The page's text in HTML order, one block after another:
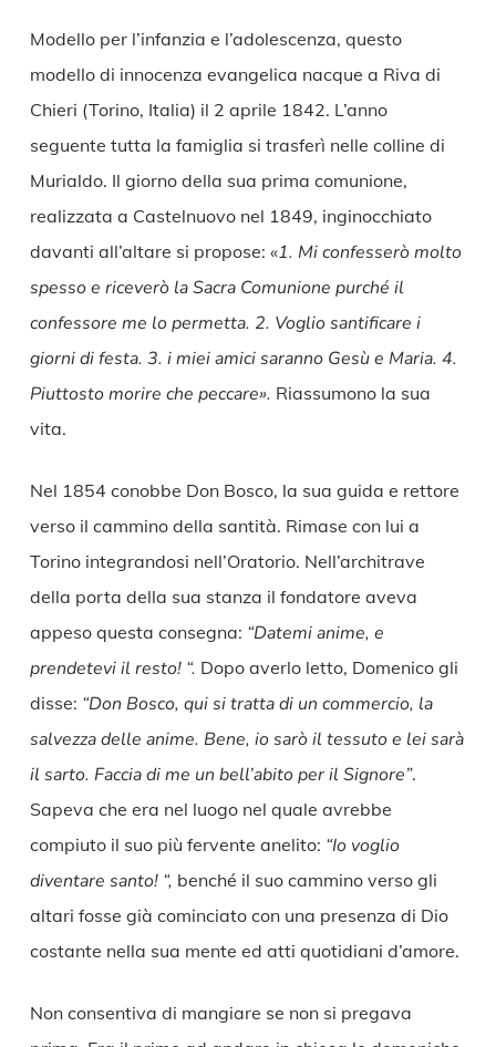
Modello per l’infanzia e l’adolescenza, questo
modello di innocenza evangelica nacque a Riva di
Chieri (Torino, Italia) il 2 aprile 1842. L’anno
seguente tutta la famiglia si trasferì nelle colline di
Murialdo. Il giorno della sua prima comunione,
realizzata a Castelnuovo nel 1849, inginocchiato
davanti all’altare si propose: «1. Mi confesserò molto
spesso e riceverò la Sacra Comunione purché il
confessore me lo permetta. 2. Voglio santificare i
giorni di festa. 3. i miei amici saranno Gesù e Maria. 4.
Piuttosto morire che peccare». Riassumono la sua
vita.
Nel 1854 conobbe Don Bosco, la sua guida e rettore
verso il cammino della santità. Rimase con lui a
Torino integrandosi nell’Oratorio. Nell’architrave
della porta della sua stanza il fondatore aveva
appeso questa consegna: “Datemi anime, e
prendetevi il resto! “. Dopo averlo letto, Domenico gli
disse: “Don Bosco, qui si tratta di un commercio, la
salvezza delle anime. Bene, io sarò il tessuto e lei sarà
il sarto. Faccia di me un bell’abito per il Signore”.
Sapeva che era nel luogo nel quale avrebbe
compiuto il suo più fervente anelito: “Io voglio
diventare santo! “, benché il suo cammino verso gli
altari fosse già cominciato con una presenza di Dio
costante nella sua mente ed atti quotidiani d’amore.
Non consentiva di mangiare se non si pregava